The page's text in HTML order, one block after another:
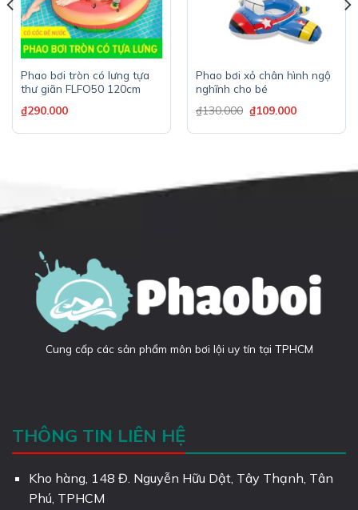
Phao bơi tròn có lưng tựa
thư giãn FLFO50 120cm
₫290.000
Phao bơi xỏ chân hình ngộ
nghĩnh cho bé
₫130.000 ₫109.000
Cung cấp các sản phẩm môn bơi lội uy tín tại TPHCM
THÔNG TIN LIÊN HỆ
Kho hàng, 148 Đ. Nguyễn Hữu Dật, Tây Thạnh, Tân
Phú, TPHCM